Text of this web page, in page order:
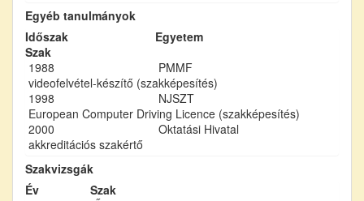
Egyéb tanulmányok
Időszak
Egyetem
Szak
1988
PMMF
videofelvétel-készítő (szakképesítés)
1998
NJSZT
European Computer Driving Licence (szakképesítés)
2000
Oktatási Hivatal
akkreditációs szakértő
Szakvizsgák
Év
Szak